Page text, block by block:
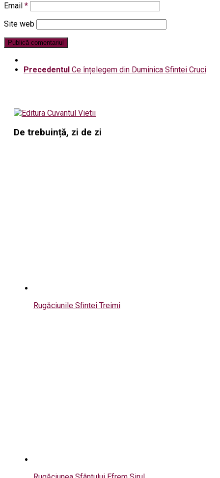
Email *
Site web
Precedentul Ce înțelegem din Duminica Sfintei Cruci
De trebuință, zi de zi
Rugăciunile Sfintei Treimi